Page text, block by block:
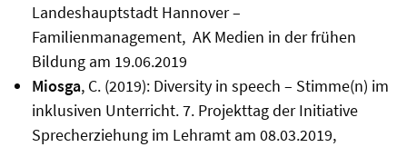
Landeshauptstadt Hannover –
Familienmanagement, AK Medien in der frühen
Bildung am 19.06.2019
Miosga, C. (2019): Diversity in speech – Stimme(n) im
inklusiven Unterricht. 7. Projekttag der Initiative
Sprecherziehung im Lehramt am 08.03.2019,